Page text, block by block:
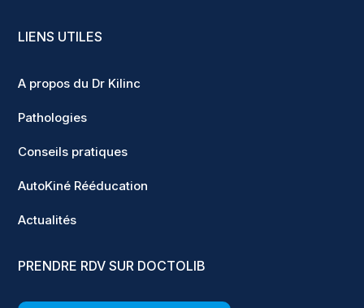
LIENS UTILES
A propos du Dr Kilinc
Pathologies
Conseils pratiques
AutoKiné Rééducation
Actualités
PRENDRE RDV SUR DOCTOLIB